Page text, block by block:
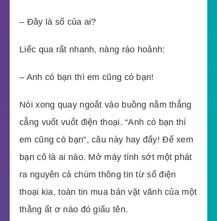
– Đây là số của ai?
Liếc qua rất nhanh, nàng ráo hoảnh:
– Anh có bạn thì em cũng có bạn!
Nói xong quay ngoắt vào buồng nằm thẳng
cẳng vuốt vuốt điện thoại. “Anh có bạn thì
em cũng có bạn”, câu này hay đấy! Để xem
bạn cô là ai nào. Mở máy tính sớt một phát
ra nguyên cả chùm thông tin từ số điện
thoại kia, toàn tin mua bán vặt vãnh của một
thằng ất ơ nào đó giấu tên.